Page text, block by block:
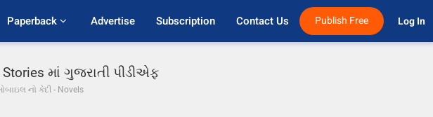
Paperback Advertise Subscription Contact Us Publish Free Log In
Stories માં ગુજરાતી પીડીએફ
નો કેદી - Novels